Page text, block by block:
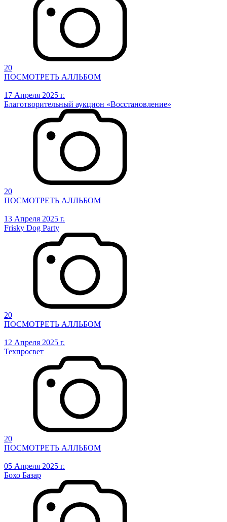
20
ПОСМОТРЕТЬ АЛЛЬБОМ
17 Апреля 2025 г.
Благотворительный аукцион «Восстановление»
20
ПОСМОТРЕТЬ АЛЛЬБОМ
13 Апреля 2025 г.
Frisky Dog Party
20
ПОСМОТРЕТЬ АЛЛЬБОМ
12 Апреля 2025 г.
Техпросвет
20
ПОСМОТРЕТЬ АЛЛЬБОМ
05 Апреля 2025 г.
Бохо Базар